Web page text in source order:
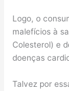
Logo, o
malefícios à
Colesterol) e
doenças
Talvez por